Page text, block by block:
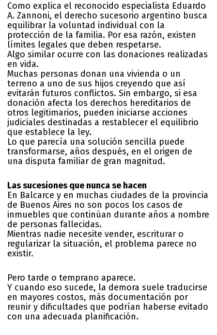
Como explica el reconocido especialista Eduardo
A. Zannoni, el derecho sucesorio argentino busca
equilibrar la voluntad individual con la
protección de la familia. Por esa razón, existen
límites legales que deben respetarse.
Algo similar ocurre con las donaciones realizadas
en vida.
Muchas personas donan una vivienda o un
terreno a uno de sus hijos creyendo que así
evitarán futuros conflictos. Sin embargo, si esa
donación afecta los derechos hereditarios de
otros legitimarios, pueden iniciarse acciones
judiciales destinadas a restablecer el equilibrio
que establece la ley.
Lo que parecía una solución sencilla puede
transformarse, años después, en el origen de
una disputa familiar de gran magnitud.
Las sucesiones que nunca se hacen
En Balcarce y en muchas ciudades de la provincia
de Buenos Aires no son pocos los casos de
inmuebles que continúan durante años a nombre
de personas fallecidas.
Mientras nadie necesite vender, escriturar o
regularizar la situación, el problema parece no
existir.
Pero tarde o temprano aparece.
Y cuando eso sucede, la demora suele traducirse
en mayores costos, más documentación por
reunir y dificultades que podrían haberse evitado
con una adecuada planificación.